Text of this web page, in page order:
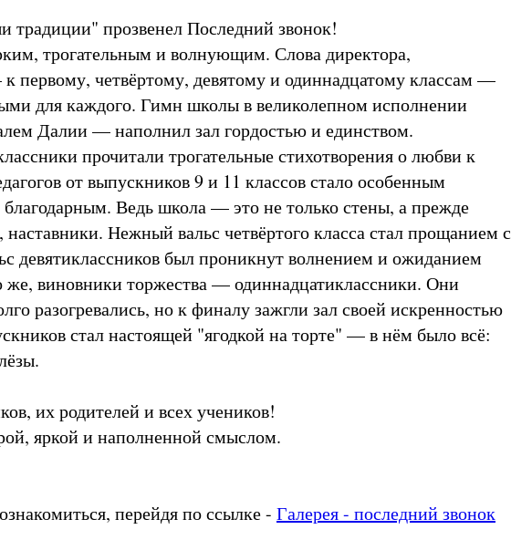
традиции" прозвенел Последний звонок!
трогательным и волнующим. Слова директора,
первому, четвёртому, девятому и одиннадцатому классам —
для каждого. Гимн школы в великолепном исполнении
Далии — наполнил зал гордостью и единством.
прочитали трогательные стихотворения о любви к
от выпускников 9 и 11 классов стало особенным
Ведь школа — это не только стены, а прежде
Нежный вальс четвёртого класса стал прощанием с
девятиклассников был проникнут волнением и ожиданием
виновники торжества — одиннадцатиклассники. Они
разогревались, но к финалу зажгли зал своей искренностью
стал настоящей "ягодкой на торте" — в нём было всё:
их родителей и всех учеников!
яркой и наполненной смыслом.
перейдя по ссылке - Галерея - последний звонок